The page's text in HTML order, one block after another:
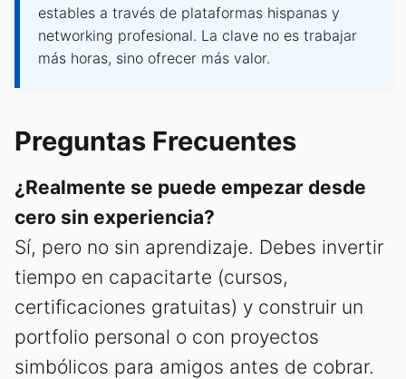
estables a través de plataformas hispanas y
networking profesional. La clave no es trabajar
más horas, sino ofrecer más valor.
Preguntas Frecuentes
¿Realmente se puede empezar desde
cero sin experiencia?
Sí, pero no sin aprendizaje. Debes invertir
tiempo en capacitarte (cursos,
certificaciones gratuitas) y construir un
portfolio personal o con proyectos
simbólicos para amigos antes de cobrar.